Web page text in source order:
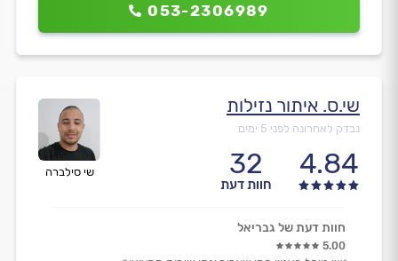
053-2306989
שי סילברה
שי.ס. איתור נזילות
נבדק לאחרונה לפני 5 ימים
4.84
32
חוות דעת
חוות דעת של גבריאל
5.00